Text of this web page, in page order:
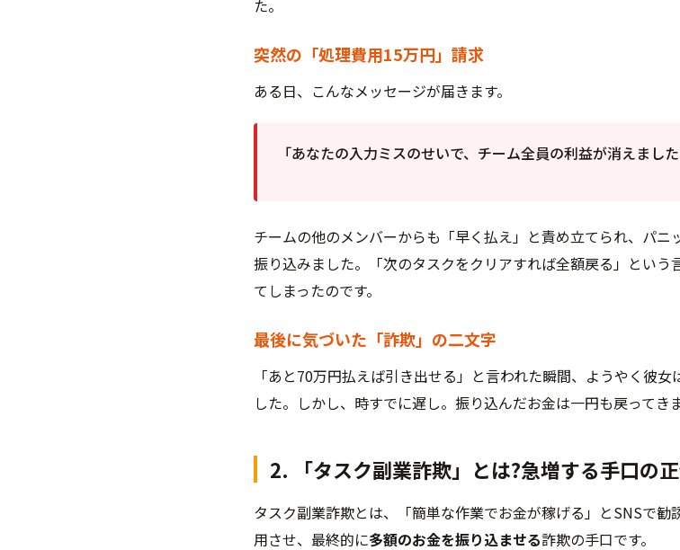
た。
突然の「処理費用15万円」請求
ある日、こんなメッセージが届きます。
「あなたの入力ミスのせいで、チーム全員の利益が消えまし
チームの他のメンバーからも「早く払え」と責め立てられ、パ
振り込みました。「次のタスクをクリアすれば全額戻る」という
てしまったのです。
最後に気づいた「詐欺」の二文字
「あと70万円払えば引き出せる」と言われた瞬間、ようやく彼女
した。しかし、時すでに遅し。振り込んだお金は一円も戻ってき
2. 「タスク副業詐欺」とは?急増する手口の
タスク副業詐欺とは、「簡単な作業でお金が稼げる」とSNSで
用させ、最終的に多額のお金を振り込ませる詐欺の手口です。